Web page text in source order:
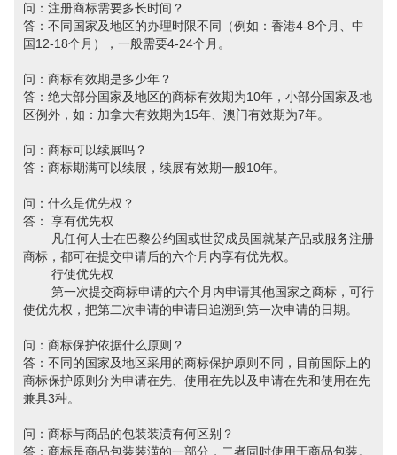
问：注册商标需要多长时间？
答：不同国家及地区的办理时限不同（例如：香港4-8个月、中
国12-18个月），一般需要4-24个月。
问：商标有效期是多少年？
答：绝大部分国家及地区的商标有效期为10年，小部分国家及地
区例外，如：加拿大有效期为15年、澳门有效期为7年。
问：商标可以续展吗？
答：商标期满可以续展，续展有效期一般10年。
问：什么是优先权？
答： 享有优先权
凡任何人士在巴黎公约国或世贸成员国就某产品或服务注册
商标，都可在提交申请后的六个月内享有优先权。
行使优先权
第一次提交商标申请的六个月内申请其他国家之商标，可行
使优先权，把第二次申请的申请日追溯到第一次申请的日期。
问：商标保护依据什么原则？
答：不同的国家及地区采用的商标保护原则不同，目前国际上的
商标保护原则分为申请在先、使用在先以及申请在先和使用在先
兼具3种。
问：商标与商品的包装装潢有何区别？
答：商标是商品包装装潢的一部分，二者同时使用于商品包装。